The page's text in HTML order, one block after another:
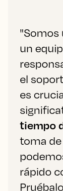
"Somos
un
el
es
tiempo
toma de
rápido